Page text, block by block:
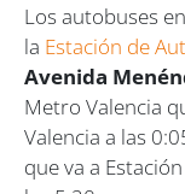
Los autobuses
la Estación de
Avenida
Metro Valencia
Valencia a las
que va a